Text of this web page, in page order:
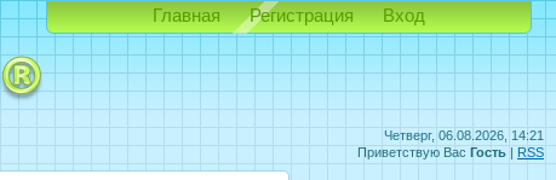
Четверг, 06.08.2026, 14:21
Приветствую Вас Гость | RSS
Главная Регистрация Вход